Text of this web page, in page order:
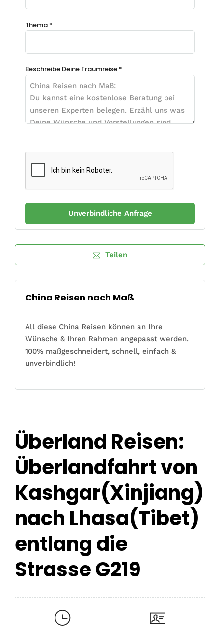
Thema *
Beschreibe Deine Traumreise *
Teilen
China Reisen nach Maß
All diese China Reisen können an Ihre
Wünsche & Ihren Rahmen angepasst werden.
100% maßgeschneidert, schnell, einfach &
unverbindlich!
Überland Reisen:
Überlandfahrt von
Kashgar(Xinjiang)
nach Lhasa(Tibet)
entlang die
Strasse G219